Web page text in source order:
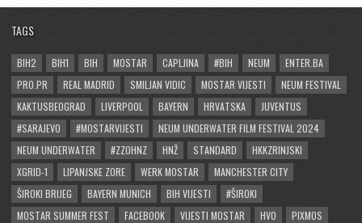
TAGS
BIH2 BIH1 BIH MOSTAR CAPLJINA #BIH NEUM
ENTER.BA
PRO.PR
REAL MADRID SMILJAN VIDIC MOSTAR VIJESTI
NEUM FESTIVAL
KAKTUSBEOGRAD
LIVERPOOL BAYERN HRVATSKA
JUVENTUS
#SARAJEVO
#MOSTARVIJESTI
NEUM UNDERWATER FILM FESTIVAL 2024
NEUM UNDERWATER
#ZZOHNZ HNŽ STANDARD
HKKZRINJSKI
XGRID-1
LIPANJSKE ZORE WERK MOSTAR
MANCHESTER CITY
ŠIROKI BRIJEG
BAYERN MUNICH BIH VIJESTI
#ŠIROKI
MOSTAR SUMMER FEST
FACEBOOK VIJESTI MOSTAR HVO
PIXMOS